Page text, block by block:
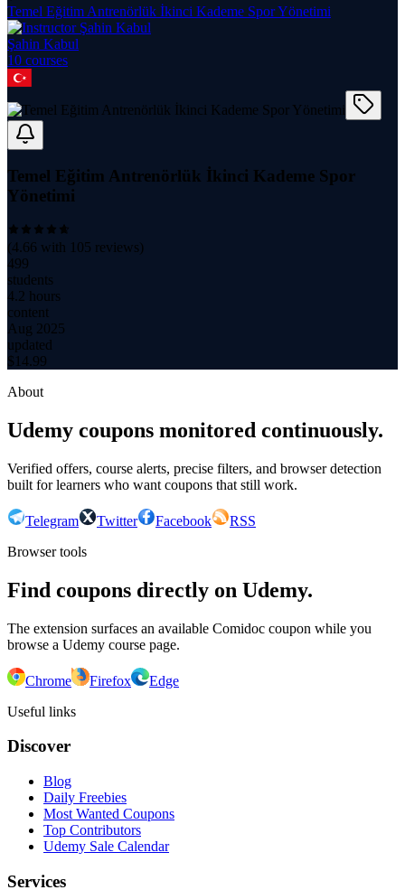
Temel Eğitim Antrenörlük İkinci Kademe Spor Yönetimi
Şahin Kabul
10 courses
Temel Eğitim Antrenörlük İkinci Kademe Spor
Yönetimi
(4.66 with 105 reviews)
499
students
4.2 hours
content
Aug 2025
updated
$ 14.99
About
Udemy coupons monitored continuously.
Verified offers, course alerts, precise filters, and browser detection
built for learners who want coupons that still work.
Telegram Twitter Facebook
RSS
Browser tools
Find coupons directly on Udemy.
The extension surfaces an available Comidoc coupon while you
browse a Udemy course page.
Chrome Firefox
Edge
Useful links
Discover
Blog
Daily Freebies
Most Wanted Coupons
Top Contributors
Udemy Sale Calendar
Services